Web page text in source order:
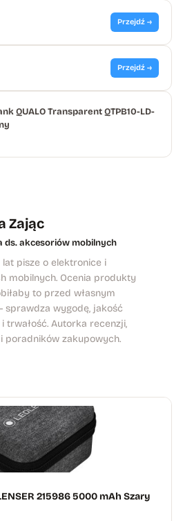
Przejdź →
Przejdź →
QUALO Transparent QTPB10-LD-
Zając
ds. akcesoriów mobilnych
lat pisze o elektronice i
mobilnych. Ocenia produkty
to przed własnym
sprawdza wygodę, jakość
trwałość. Autorka recenzji,
poradników zakupowych.
215986 5000 mAh Szary